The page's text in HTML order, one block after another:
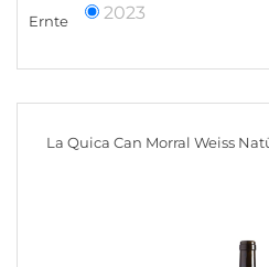
Ernte 2023
La Quica Can Morral Weiss